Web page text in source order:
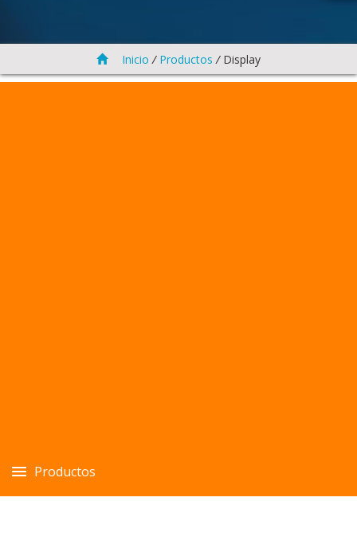
Inicio / Productos /Display
Productos